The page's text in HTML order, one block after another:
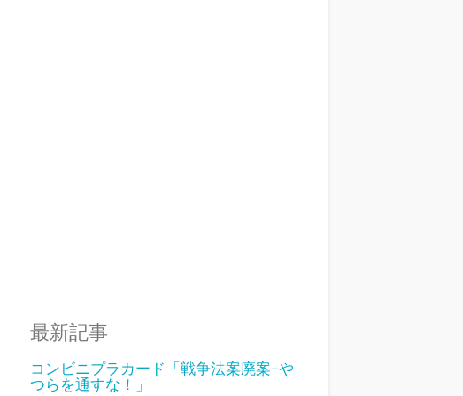
最新記事
コンビニプラカード「戦争法案廃案−や
つらを通すな！」